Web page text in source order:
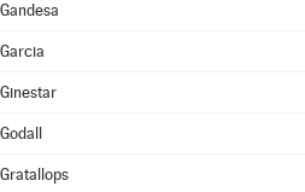
Gandesa
Garcia
Ginestar
Godall
Gratallops